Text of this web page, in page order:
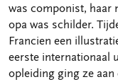
was componist, haar
opa was schilder.
Francien een
eerste internationaal
opleiding ging ze